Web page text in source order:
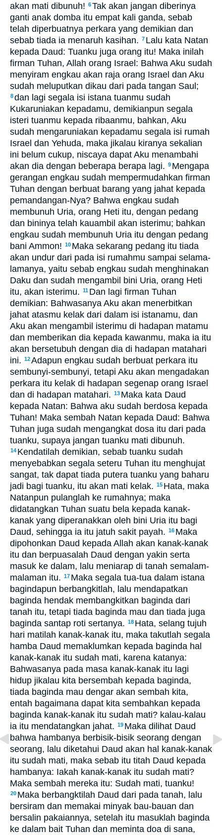
akan mati dibunuh! 6Tak akan jangan diberinya
ganti anak domba itu empat kali ganda, sebab
telah diperbuatnya perkara yang demikian dan
sebab tiada ia menaruh kasihan. 7 Lalu kata Natan
kepada Daud: Tuanku juga orang itu! Maka inilah
firman Tuhan, Allah orang Israel: Bahwa Aku sudah
menyiram engkau akan raja orang Israel dan Aku
sudah meluputkan dikau dari pada tangan Saul;
8dan lagi segala isi istana tuanmu sudah
Kukaruniakan kepadamu, demikianpun segala
isteri tuanmu kepada ribaanmu, bahkan, Aku
sudah mengaruniakan kepadamu segala isi rumah
Israel dan Yehuda, maka jikalau kiranya sekalian
ini belum cukup, niscaya dapat Aku menambahi
akan dia dengan beberapa berapa lagi. 9 Mengapa
gerangan engkau sudah mempermudahkan firman
Tuhan dengan berbuat barang yang jahat kepada
pemandangan-Nya? Bahwa engkau sudah
membunuh Uria, orang Heti itu, dengan pedang
dan bininya telah kauambil akan isterimu; bahkan
engkau sudah membunuh Uria itu dengan pedang
bani Ammon! 10 Maka sekarang pedang itu tiada
akan undur dari pada isi rumahmu sampai selama-
lamanya, yaitu sebab engkau sudah menghinakan
Daku dan sudah mengambil bini Uria, orang Heti
itu, akan isterimu. 11 Dan lagi firman Tuhan
demikian: Bahwasanya Aku akan menerbitkan
jahat atasmu kelak dari dalam isi istanamu, dan
Aku akan mengambil isterimu di hadapan matamu
dan memberikan dia kepada kawanmu, maka ia itu
akan bersetubuh dengan dia di hadapan matahari
ini. 12Adapun engkau sudah berbuat perkara itu
sembunyi-sembunyi, tetapi Aku akan mengadakan
perkara itu kelak di hadapan segenap orang Israel
dan di hadapan matahari. 13 Maka kata Daud
kepada Natan: Bahwa aku sudah berdosa kepada
Tuhan! Maka sembah Natan kepada Daud: Bahwa
Tuhan juga sudah mengangkat dosa itu dari pada
tuanku, supaya jangan tuanku mati dibunuh.
14 Kendatilah demikian, sebab tuanku sudah
menyebabkan segala seteru Tuhan itu menghujat
sangat, tak dapat tiada putera tuanku yang baharu
jadi bagi tuanku, itu akan mati kelak. 15 Hata, maka
Natanpun pulanglah ke rumahnya; maka
didatangkan Tuhan suatu bela kepada kanak-
kanak yang diperanakkan oleh bini Uria itu bagi
Daud, sehingga ia itu jatuh sakit payah. 16 Maka
dipohonkan Daud kepada Allah akan kanak-kanak
itu dan berpuasalah Daud dengan yakin serta
masuk ke dalam, lalu meniarap di tanah semalam-
malaman itu. 17 Maka segala tua-tua dalam istana
bagindapun berbangkitlah, lalu mendapatkan
baginda hendak membangkitkan baginda dari
tanah itu, tetapi tiada baginda mau dan tiada juga
baginda santap roti sertanya. 18 Hata, selang tujuh
hari matilah kanak-kanak itu, maka takutlah segala
hamba Daud memaklumkan kepada baginda hal
kanak-kanak itu sudah mati, karena katanya:
Bahwasanya pada masa kanak-kanak itu lagi
hidup jikalau kita bersembah kepada baginda,
tiada baginda mau dengar akan sembah kita,
entah bagaimana dapat kita sembahkan kepada
baginda kanak-kanak itu sudah mati? kalau-kalau
ia itu mendatangkan jahat. 19 Maka dilihat Daud
bahwa hambanya berbisik-bisik seorang dengan
seorang, lalu diketahui Daud akan hal kanak-kanak
itu sudah mati, maka sebab itu titah Daud kepada
hambanya: Iakah kanak-kanak itu sudah mati?
Maka sembah mereka itu: Sudah mati, tuanku!
20 Maka berbangktilah Daud dari pada tanah, lalu
bersiram dan memakai minyak bau-bauan dan
bersalin pakaiannya, setelah itu masuklah baginda
ke dalam bait Tuhan dan meminta doa di sana,